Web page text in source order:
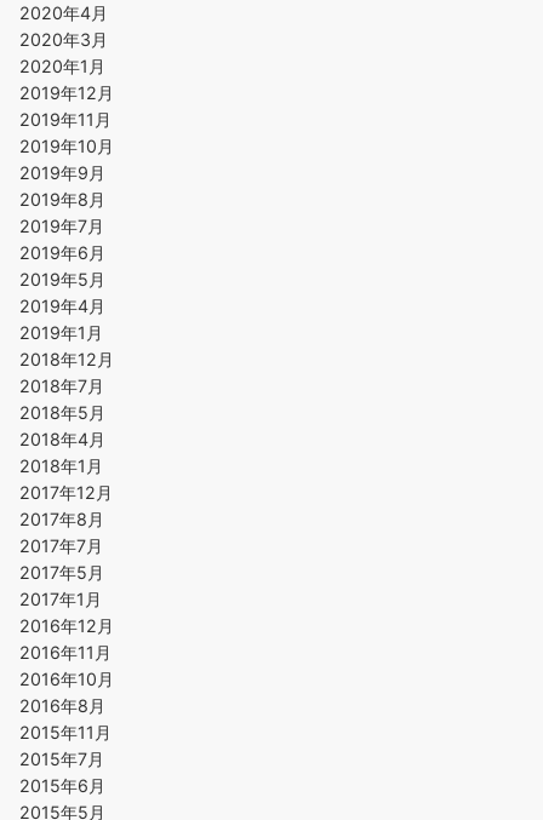
2020年4月
2020年3月
2020年1月
2019年12月
2019年11月
2019年10月
2019年9月
2019年8月
2019年7月
2019年6月
2019年5月
2019年4月
2019年1月
2018年12月
2018年7月
2018年5月
2018年4月
2018年1月
2017年12月
2017年8月
2017年7月
2017年5月
2017年1月
2016年12月
2016年11月
2016年10月
2016年8月
2015年11月
2015年7月
2015年6月
2015年5月